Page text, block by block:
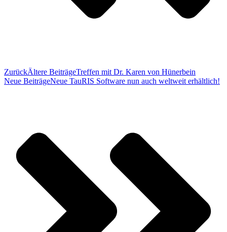
ZurückÄltere BeiträgeTreffen mit Dr. Karen von Hünerbein
Neue BeiträgeNeue TauRIS Software nun auch weltweit erhältlich!